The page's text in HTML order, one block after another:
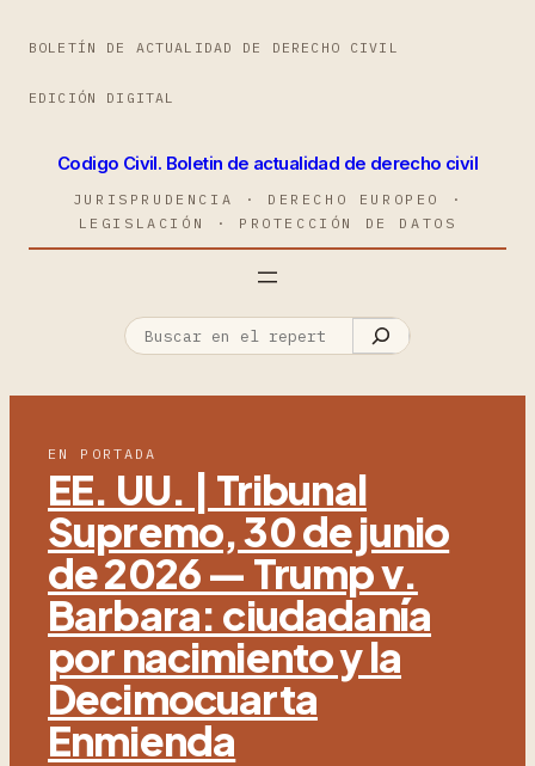
BOLETÍN DE ACTUALIDAD DE DERECHO CIVIL
EDICIÓN DIGITAL
Codigo Civil. Boletin de actualidad de derecho civil
JURISPRUDENCIA · DERECHO EUROPEO ·
LEGISLACIÓN · PROTECCIÓN DE DATOS
EN PORTADA
EE. UU. | Tribunal
Supremo, 30 de junio
de 2026 — Trump v.
Barbara: ciudadanía
por nacimiento y la
Decimocuarta
Enmienda